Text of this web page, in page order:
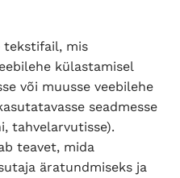
tekstifail, mis
külastamisel
või muusse veebilehe
seadmesse
tahvelarvutisse).
teavet, mida
äratundmiseks ja